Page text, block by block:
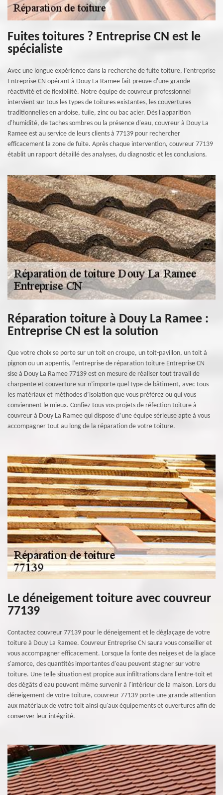
Fuites toitures ? Entreprise CN est le
spécialiste
Avec une longue expérience dans la recherche de fuite toiture, l’entreprise
Entreprise CN opérant à Douy La Ramee fait preuve d'une grande
réactivité et de flexibilité. Notre équipe de couvreur professionnel
intervient sur tous les types de toitures existantes, les couvertures
traditionnelles en ardoise, tuile, zinc ou bac acier. Dès l'apparition
d'humidité, de taches sombres ou la présence d'eau, couvreur à Douy La
Ramee est au service de leurs clients à 77139 pour rechercher
efficacement la zone de fuite. Après chaque intervention, couvreur 77139
établit un rapport détaillé des analyses, du diagnostic et les conclusions.
Réparation toiture à Douy La Ramee :
Entreprise CN est la solution
Que votre choix se porte sur un toit en croupe, un toit-pavillon, un toit à
pignon ou un appentis, l’entreprise de réparation toiture Entreprise CN
sise à Douy La Ramee 77139 est en mesure de réaliser tout travail de
charpente et couverture sur n’importe quel type de bâtiment, avec tous
les matériaux et méthodes d’isolation que vous préférez ou qui vous
conviennent le mieux. Confiez tous vos projets de réfection toiture à
couvreur à Douy La Ramee qui dispose d’une équipe sérieuse apte à vous
accompagner tout au long de la réparation de votre toiture.
Le déneigement toiture avec couvreur
77139
Contactez couvreur 77139 pour le déneigement et le déglaçage de votre
toiture à Douy La Ramee. Couvreur Entreprise CN saura vous conseiller et
vous accompagner efficacement. Lorsque la fonte des neiges et de la glace
s'amorce, des quantités importantes d'eau peuvent stagner sur votre
toiture. Une telle situation est propice aux infiltrations dans l'entre-toit et
des dégâts d'eau peuvent même survenir à l'intérieur de la maison. Lors du
déneigement de votre toiture, couvreur 77139 porte une grande attention
aux matériaux de votre toit ainsi qu'aux équipements et ouvertures afin de
conserver leur intégrité.